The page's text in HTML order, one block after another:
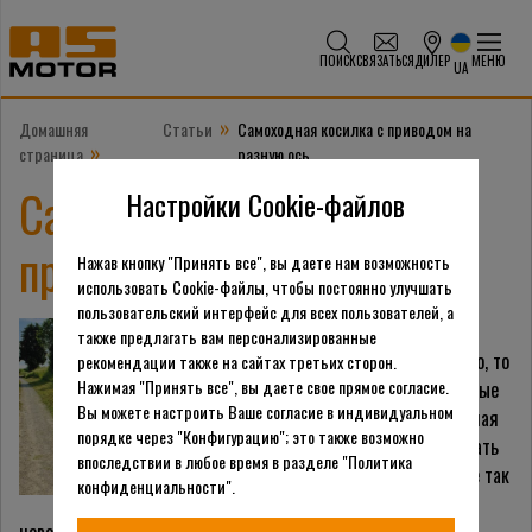
ПОИСКСВЯЗАТЬСЯДИЛЕР UA МЕНЮ
Домашняя
страница »
Статьи » Самоходная косилка с приводом на
разную ось
Самоходная косилка с
приводом на разную ось
Когда косить траву
становится не так просто, то
есть пропадают идеальные
условия, нужна самоходная
косилка, поскольку толкать
аппарат впереди себя не так
Настройки Cookie-файлов
Нажав кнопку "Принять все", вы даете нам возможность
использовать Cookie-файлы, чтобы постоянно улучшать
пользовательский интерфейс для всех пользователей, а
также предлагать вам персонализированные
рекомендации также на сайтах третьих сторон.
Нажимая "Принять все", вы даете свое прямое согласие.
Вы можете настроить Ваше согласие в индивидуальном
порядке через "Конфигурацию"; это также возможно
впоследствии в любое время в разделе "Политика
конфиденциальности".